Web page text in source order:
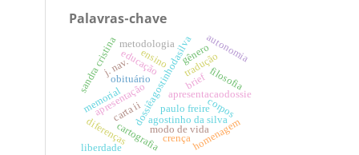
Palavras-chave
apresentaçãodossiêagostinhodasilvaapresentacaodossie
tradução
brief
j. nav.
agostinho da silva
carta ii
sandra cristinaobituário
homenagem
memorial
diferenças
corpos
filosofia
modo de vida
paulo freire
educação
crença
cartografia
metodologia gêneroautonomia
liberdade
ensino